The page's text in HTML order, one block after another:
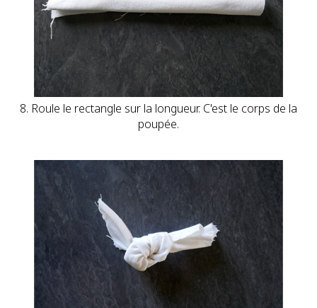
8. Roule le rectangle sur la longueur. C'est le corps de la
poupée.